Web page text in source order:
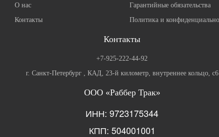
О нас
Контакты
Гарантийные обязательства
Политика и
Контакты
+7-925-222-44-92
г. Санкт-Петербург , КАД, 23-й километр, внутреннее кольцо, с6
ООО «Раббер Трак»
ИНН: 9723175344
КПП: 504001001